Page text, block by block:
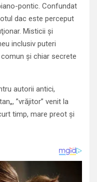
pontic. Confundat
dac este perceput
Misticii şi
inclusiv puteri
şi chiar secrete
autorii antici,
”vrăjitor” venit la
timp, mare preot şi